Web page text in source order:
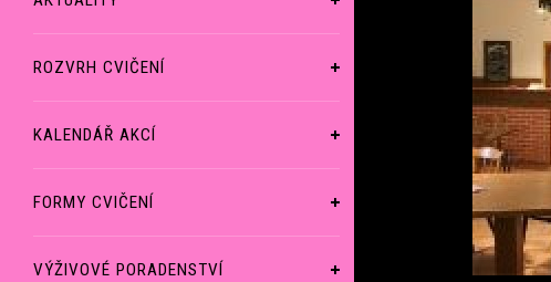
ROZVRH CVIČENÍ
KALENDÁŘ AKCÍ
FORMY CVIČENÍ
VÝŽIVOVÉ PORADENSTVÍ